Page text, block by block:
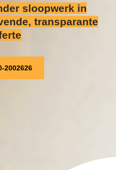
sloopwerk in
transparante
2002626